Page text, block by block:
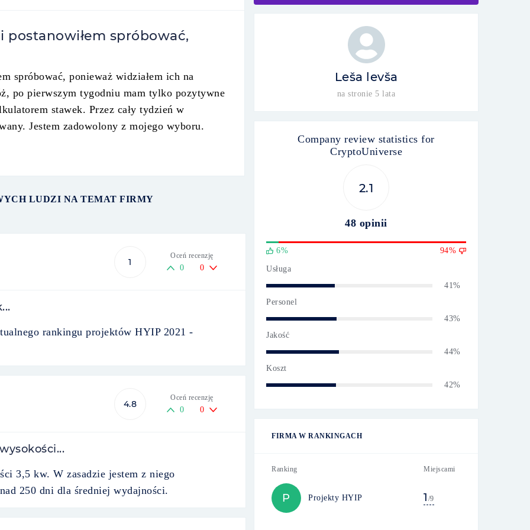
postanowiłem spróbować,
spróbować, ponieważ widziałem ich na
po pierwszym tygodniu mam tylko pozytywne
stawek. Przez cały tydzień w
Jestem zadowolony z mojego wyboru.
LUDZI NA TEMAT FIRMY
1
Oceń recenzję
0 0
rankingu projektów HYIP 2021 -
4.8
Oceń recenzję
0 0
3,5 kw. W zasadzie jestem z niego
250 dni dla średniej wydajności.
Leša levša
na stronie 5 lata
Company review statistics for
CryptoUniverse
2.1
48 opinii
6% 94%
Usługa
41%
Personel
43%
Jakość
44%
Koszt
42%
FIRMA W RANKINGACH
Ranking Miejscami
P Projekty HYIP 1 /9